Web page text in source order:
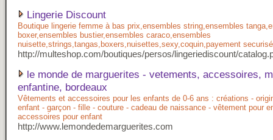
Lingerie Discount
Boutique lingerie femme à bas prix,ensembles string,ensembles
boxer,ensembles bustier,ensembles caraco,ensembles
nuisette,strings,tangas,boxers,nuisettes,sexy,coquin,payement
http://multeshop.com/boutiques/persos/lingeriediscount/
le monde de marguerites - vetements, accessoires,
enfantine, bordeaux
Vêtements et accessoires pour les enfants de 0-6 ans : créations -
enfant - garçon - fille - couture - cadeau de naissance - vêtement pour
accessoires pour enfant
http://www.lemondedemarguerites.com